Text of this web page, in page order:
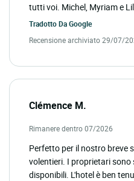
tutti voi. Michel, Myriam e
Tradotto DaGoogle
Recensione archiviato 29/07/
Clémence M.
Rimanere dentro 07/2026
Perfetto per il nostro breve
volentieri. I proprietari
disponibili. L'hotel è ben